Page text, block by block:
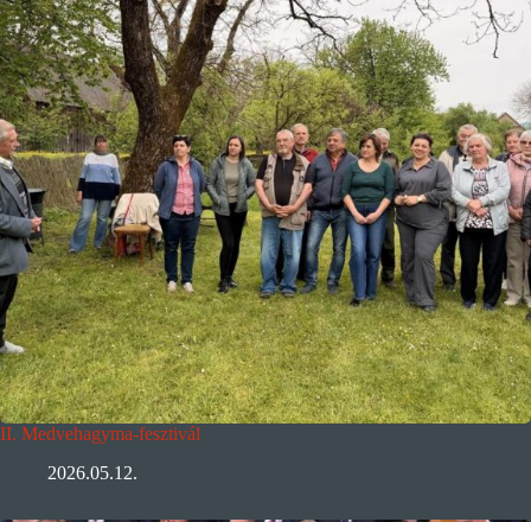
II. Medvehagyma-fesztivál
2026.05.12.